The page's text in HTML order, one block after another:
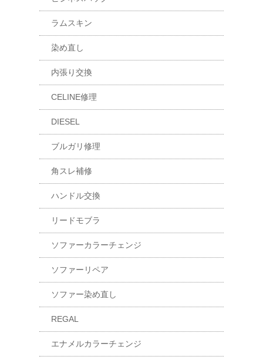
ラムスキン
染め直し
内張り交換
CELINE修理
DIESEL
ブルガリ修理
角スレ補修
ハンドル交換
リードモブラ
ソファーカラーチェンジ
ソファーリペア
ソファー染め直し
REGAL
エナメルカラーチェンジ